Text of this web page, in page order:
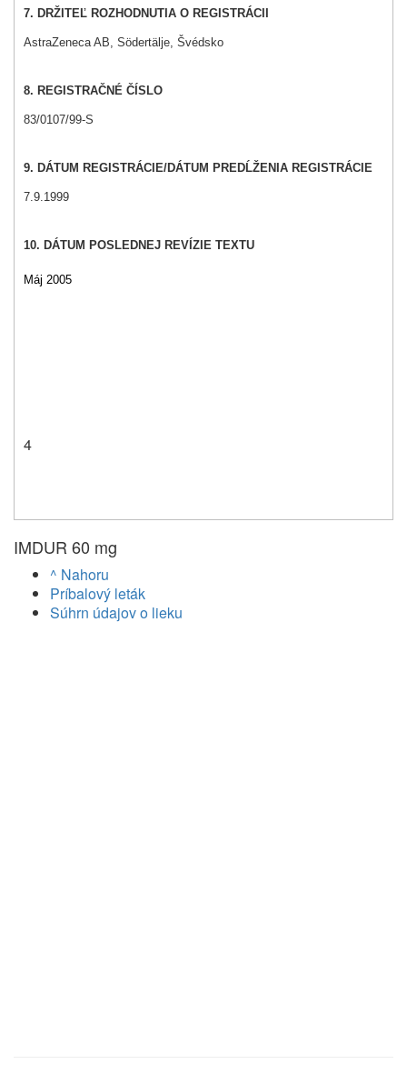
7. DRŽITEĽ ROZHODNUTIA O REGISTRÁCII
AstraZeneca AB, Södertälje, Švédsko
8. REGISTRAČNÉ ČÍSLO
83/0107/99-S
9. DÁTUM REGISTRÁCIE/DÁTUM PREDĹŽENIA REGISTRÁCIE
7.9.1999
10. DÁTUM POSLEDNEJ REVÍZIE TEXTU
Máj 2005
4
IMDUR 60 mg
^ Nahoru
Príbalový leták
Súhrn údajov o lieku